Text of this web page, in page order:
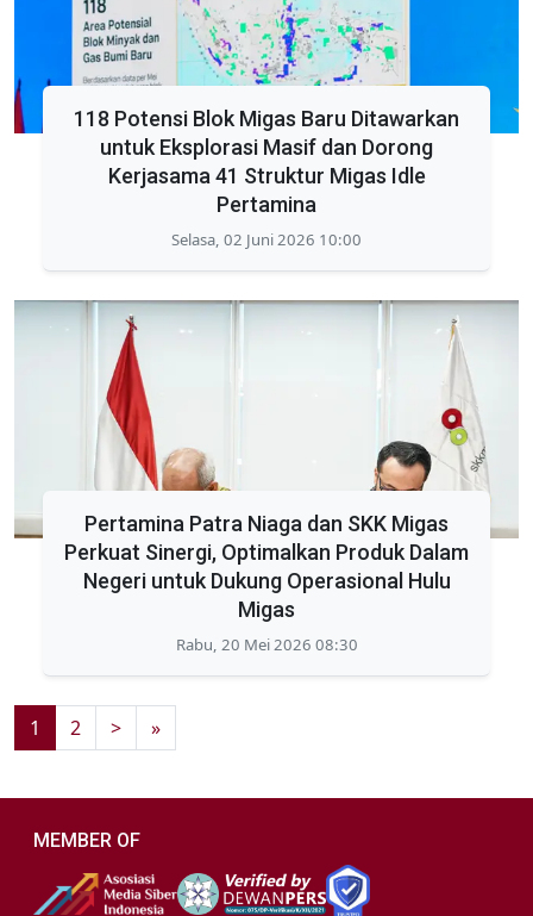
118 Potensi Blok Migas Baru Ditawarkan
untuk Eksplorasi Masif dan Dorong
Kerjasama 41 Struktur Migas Idle
Pertamina
Selasa, 02 Juni 2026 10:00
Pertamina Patra Niaga dan SKK Migas
Perkuat Sinergi, Optimalkan Produk Dalam
Negeri untuk Dukung Operasional Hulu
Migas
Rabu, 20 Mei 2026 08:30
1 2 > »
MEMBER OF